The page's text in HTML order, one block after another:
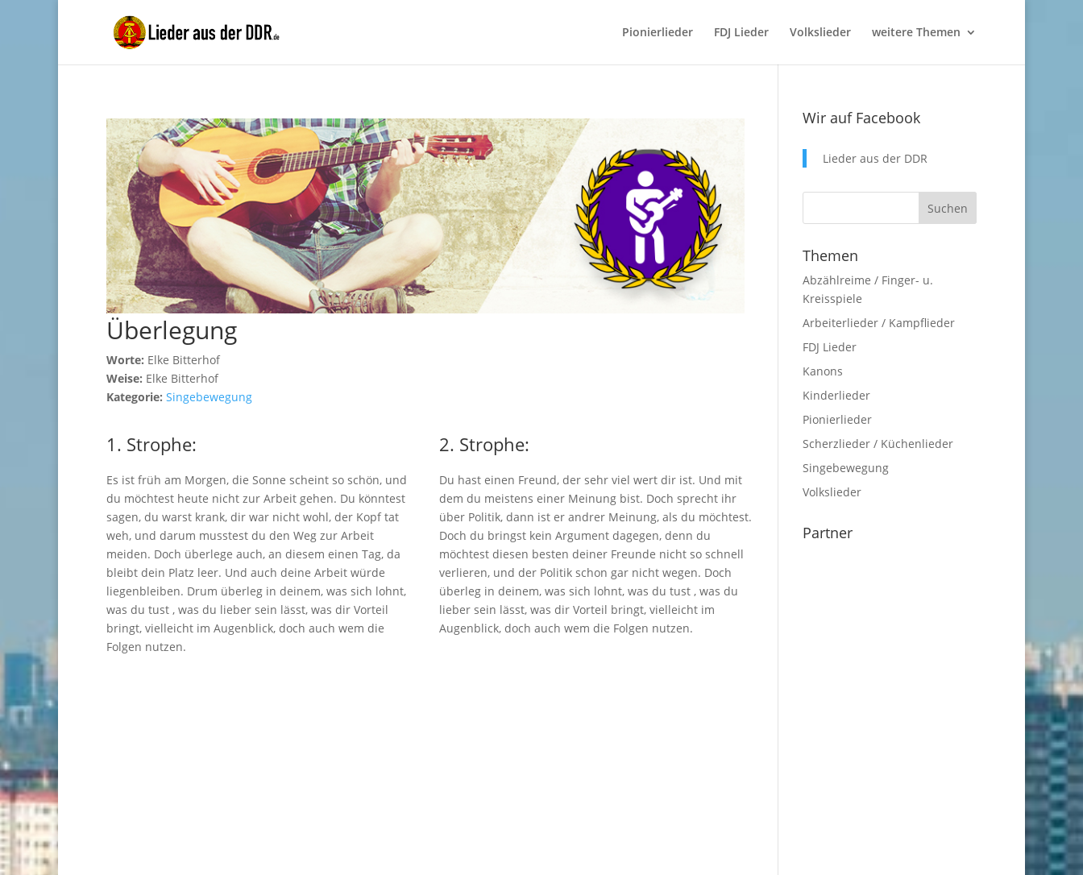
Pionierlieder FDJ Lieder Volkslieder weitere Themen
Überlegung
Worte: Elke Bitterhof
Weise: Elke Bitterhof
Kategorie: Singebewegung
1. Strophe:
Es ist früh am Morgen, die Sonne scheint so schön, und
du möchtest heute nicht zur Arbeit gehen. Du könntest
sagen, du warst krank, dir war nicht wohl, der Kopf tat
weh, und darum musstest du den Weg zur Arbeit
meiden. Doch überlege auch, an diesem einen Tag, da
bleibt dein Platz leer. Und auch deine Arbeit würde
liegenbleiben. Drum überleg in deinem, was sich lohnt,
was du tust , was du lieber sein lässt, was dir Vorteil
bringt, vielleicht im Augenblick, doch auch wem die
Folgen nutzen.
2. Strophe:
Du hast einen Freund, der sehr viel wert dir ist. Und mit
dem du meistens einer Meinung bist. Doch sprecht ihr
über Politik, dann ist er andrer Meinung, als du möchtest.
Doch du bringst kein Argument dagegen, denn du
möchtest diesen besten deiner Freunde nicht so schnell
verlieren, und der Politik schon gar nicht wegen. Doch
überleg in deinem, was sich lohnt, was du tust , was du
lieber sein lässt, was dir Vorteil bringt, vielleicht im
Augenblick, doch auch wem die Folgen nutzen.
Wir auf Facebook
Lieder aus der DDR
Themen
Abzählreime / Finger- u.
Kreisspiele
Arbeiterlieder / Kampflieder
FDJ Lieder
Kanons
Kinderlieder
Pionierlieder
Scherzlieder / Küchenlieder
Singebewegung
Volkslieder
Partner